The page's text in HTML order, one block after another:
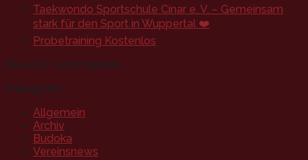
Taekwondo Sportschule Cinar e. V. – Gemeinsam
stark für den Sport in Wuppertal ❤️
Probetraining Kostenlos
Neueste Kommentare
Kategorien
Allgemein
Archiv
Budoka
Vereinsnews